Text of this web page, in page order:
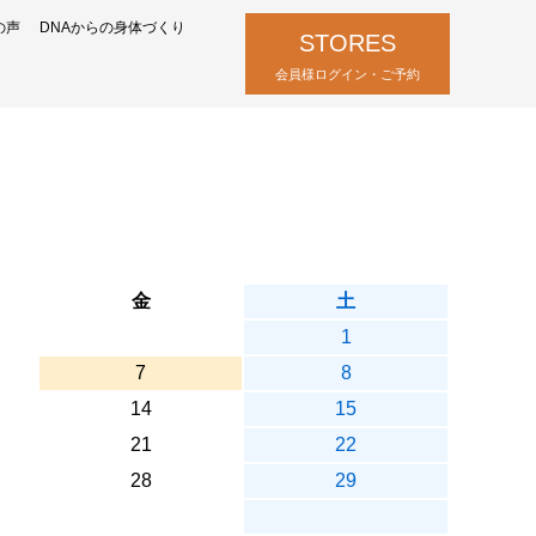
声 DNAからの身体づくり
STORES
会員様ログイン・ご予約
金
土
1
7
8
14
15
21
22
28
29